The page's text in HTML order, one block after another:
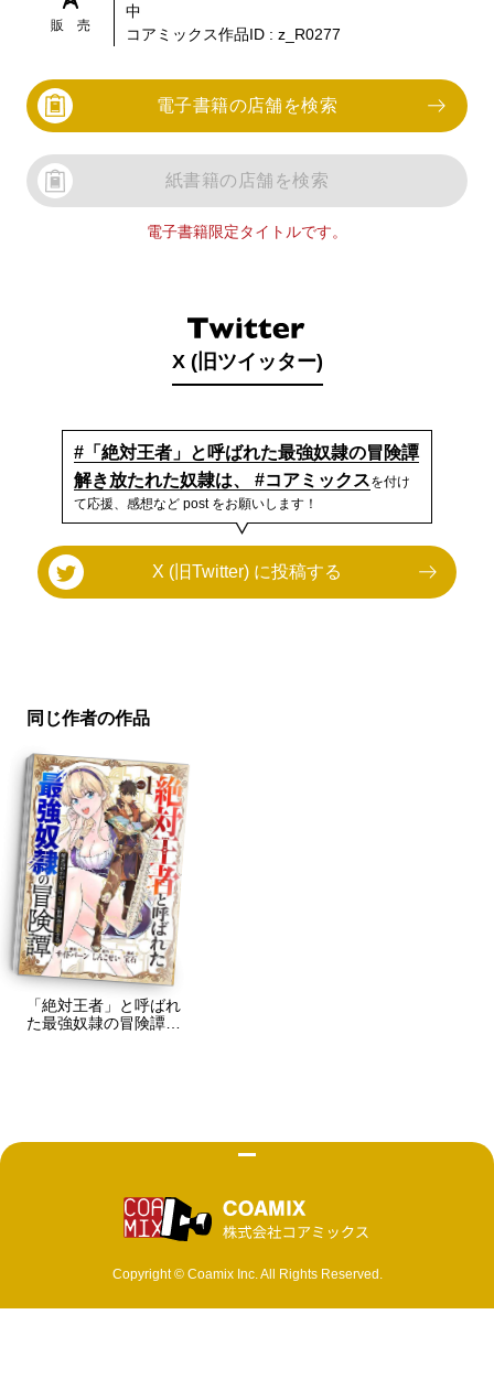
販 売
中
コアミックス作品ID : z_R0277
電子書籍の店舗を検索
紙書籍の店舗を検索
電子書籍限定タイトルです。
X (旧ツイッター)
#「絶対王者」と呼ばれた最強奴隷の冒険譚
解き放たれた奴隷は、 #コアミックスを付け
て応援、感想など post をお願いします！
X (旧Twitter) に投稿する
同じ作者の作品
「絶対王者」と呼ばれ
た最強奴隷の冒険譚
Copyright © Coamix Inc. All Rights Reserved.